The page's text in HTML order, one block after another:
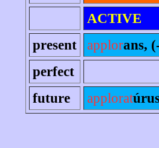
ACTIVE
present
applorans,
perfect
future
applorat